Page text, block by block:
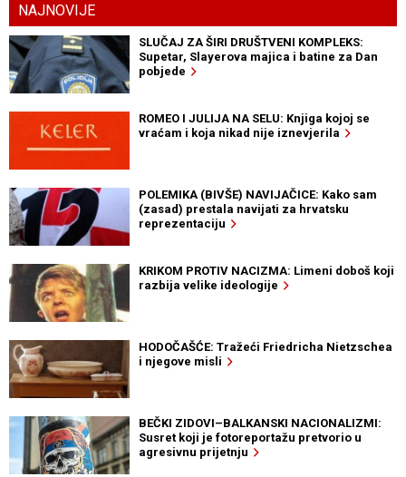
NAJNOVIJE
SLUČAJ ZA ŠIRI DRUŠTVENI KOMPLEKS:
Supetar, Slayerova majica i batine za Dan
pobjede
ROMEO I JULIJA NA SELU: Knjiga kojoj se
vraćam i koja nikad nije iznevjerila
POLEMIKA (BIVŠE) NAVIJAČICE: Kako sam
(zasad) prestala navijati za hrvatsku
reprezentaciju
KRIKOM PROTIV NACIZMA: Limeni doboš koji
razbija velike ideologije
HODOČAŠĆE: Tražeći Friedricha Nietzschea
i njegove misli
BEČKI ZIDOVI–BALKANSKI NACIONALIZMI:
Susret koji je fotoreportažu pretvorio u
agresivnu prijetnju